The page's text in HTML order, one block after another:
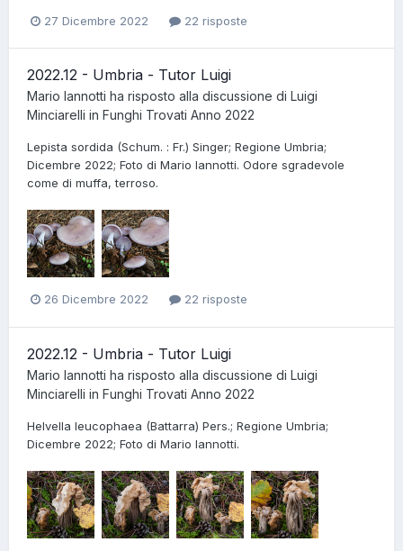
27 Dicembre 2022 22 risposte
2022.12 - Umbria - Tutor Luigi
Mario Iannotti ha risposto alla discussione di Luigi
Minciarelli in Funghi Trovati Anno 2022
Lepista sordida (Schum. : Fr.) Singer; Regione Umbria;
Dicembre 2022; Foto di Mario Iannotti. Odore sgradevole
come di muffa, terroso.
26 Dicembre 2022 22 risposte
2022.12 - Umbria - Tutor Luigi
Mario Iannotti ha risposto alla discussione di Luigi
Minciarelli in Funghi Trovati Anno 2022
Helvella leucophaea (Battarra) Pers.; Regione Umbria;
Dicembre 2022; Foto di Mario Iannotti.